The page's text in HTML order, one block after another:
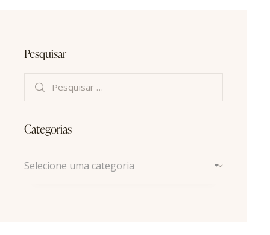
Pesquisar
Categorias
Selecione uma categoria